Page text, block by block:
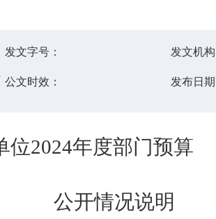
发文字号： 发文机构
公文时效： 发布日期
位2024年度部门预算
公开情况说明